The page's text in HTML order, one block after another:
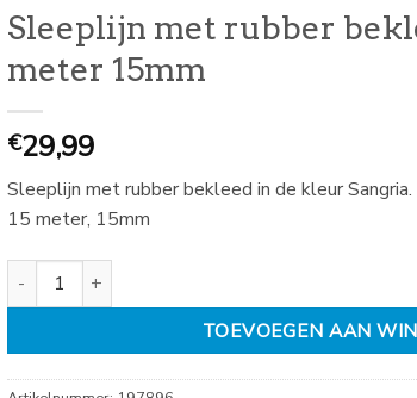
Sleeplijn met rubber
meter 15mm
€29,99
Sleeplijn met rubber bekleed in de kleur Sangria.
15 meter, 15mm
Sleeplijn met rubber bekleed, Sangria, 15 meter
TOEVOEGEN AAN